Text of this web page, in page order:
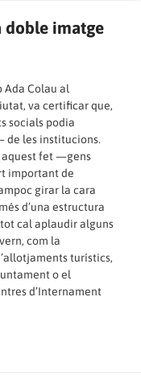
doble imatge
Ada Colau al
va certificar que,
socials podia
de les institucions.
aquest fet —gens
important de
girar la cara
d’una estructura
cal aplaudir alguns
com la
turístics,
o el
d’Internament